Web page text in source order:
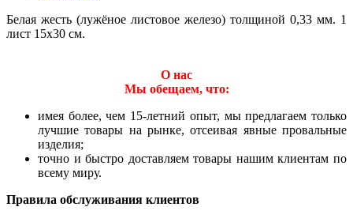
Белая жесть (лужёное листовое железо) толщиной 0,33 мм. 1
лист 15х30 см.
О нас
Мы обещаем, что:
имея более, чем 15-летний опыт, мы предлагаем только
лучшие товары на рынке, отсеивая явные провальные
изделия;
точно и быстро доставляем товары нашим клиентам по
всему миру.
Правила обслуживания клиентов